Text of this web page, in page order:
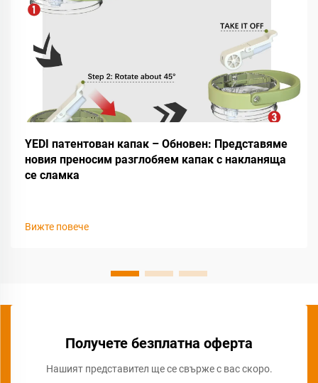
YEDI патентован капак – Обновен: Представяме
новия преносим разглобяем капак с накланяща
се сламка
Вижте повече
Получете безплатна оферта
Нашият представител ще се свърже с вас скоро.